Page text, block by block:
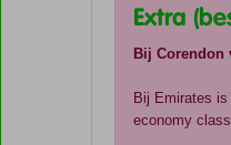
Extra
Bij Corendon
Bij Emirates
economy